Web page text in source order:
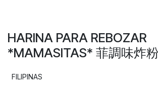
HARINA PARA REBOZAR
*MAMASITAS* 菲調味炸
FILIPINAS